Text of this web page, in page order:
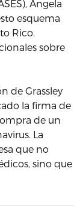
Ángela
esquema
Rico.
sobre
de Grassley
la firma de
de un
La
que no
sino que